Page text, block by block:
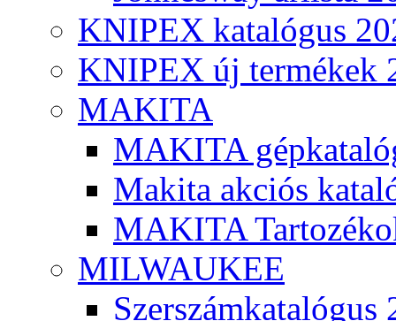
KNIPEX katalógus
KNIPEX új termékek
MAKITA
MAKITA
Makita akciós
MAKITA
MILWAUKEE
Szerszámkatalógus